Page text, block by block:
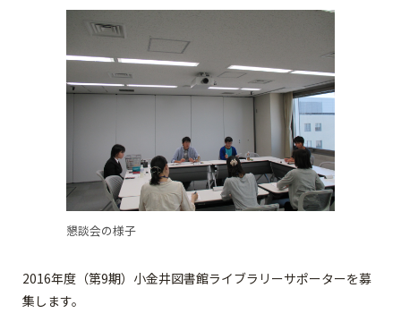
懇談会の様子
2016年度（第9期）小金井図書館ライブラリーサポーターを募
集します。